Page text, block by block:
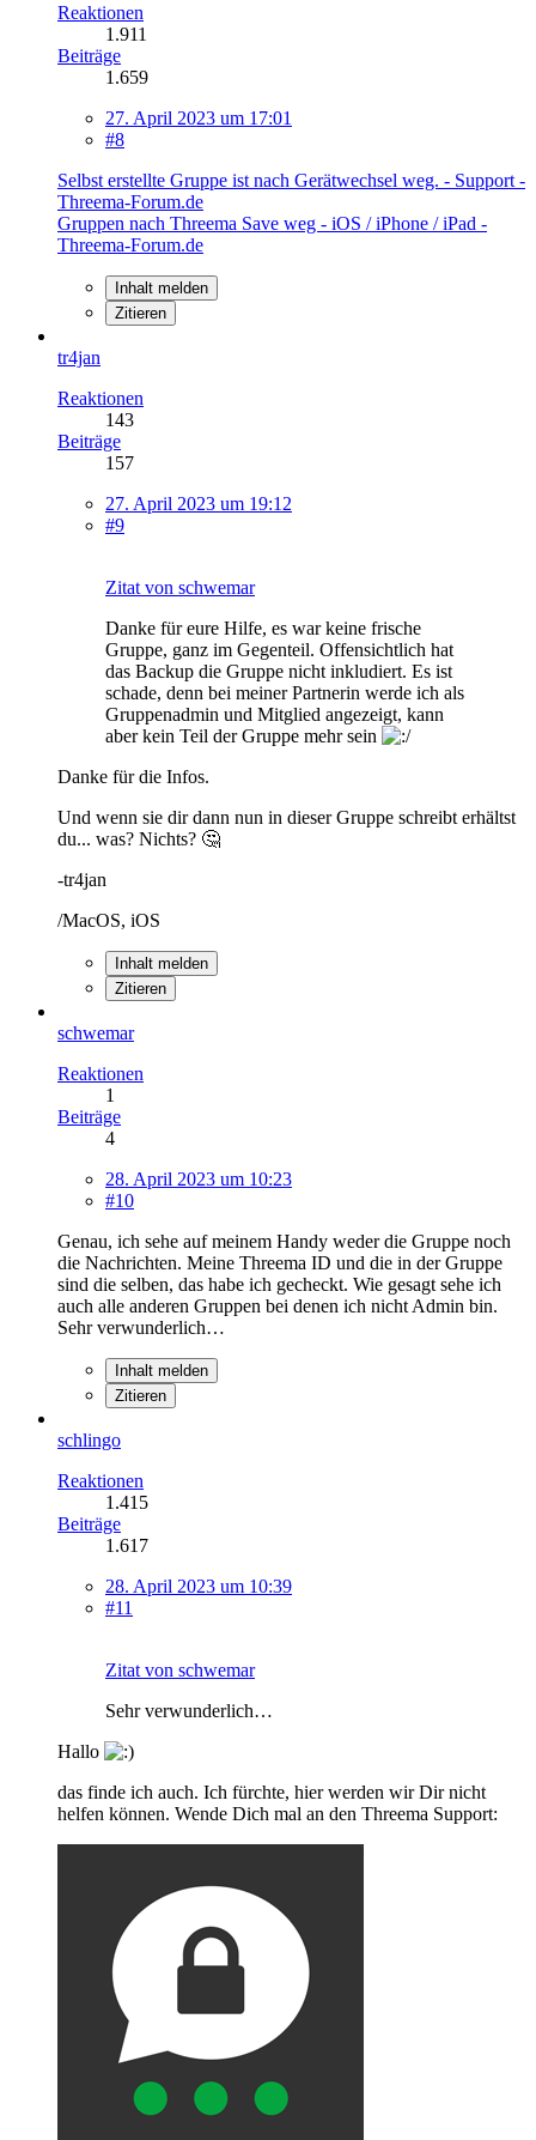
Reaktionen
1.911
Beiträge
1.659
27. April 2023 um 17:01
#8
Selbst erstellte Gruppe ist nach Gerätwechsel weg. - Support -
Threema-Forum.de
Gruppen nach Threema Save weg - iOS / iPhone / iPad -
Threema-Forum.de
Inhalt melden
Zitieren
tr4jan
Reaktionen
143
Beiträge
157
27. April 2023 um 19:12
#9
Zitat von schwemar
Danke für eure Hilfe, es war keine frische
Gruppe, ganz im Gegenteil. Offensichtlich hat
das Backup die Gruppe nicht inkludiert. Es ist
schade, denn bei meiner Partnerin werde ich als
Gruppenadmin und Mitglied angezeigt, kann
aber kein Teil der Gruppe mehr sein
Danke für die Infos.
Und wenn sie dir dann nun in dieser Gruppe schreibt erhältst
du... was? Nichts? 🤔
-tr4jan
/MacOS, iOS
Inhalt melden
Zitieren
schwemar
Reaktionen
1
Beiträge
4
28. April 2023 um 10:23
#10
Genau, ich sehe auf meinem Handy weder die Gruppe noch
die Nachrichten. Meine Threema ID und die in der Gruppe
sind die selben, das habe ich gecheckt. Wie gesagt sehe ich
auch alle anderen Gruppen bei denen ich nicht Admin bin.
Sehr verwunderlich…
Inhalt melden
Zitieren
schlingo
Reaktionen
1.415
Beiträge
1.617
28. April 2023 um 10:39
#11
Zitat von schwemar
Sehr verwunderlich…
Hallo
das finde ich auch. Ich fürchte, hier werden wir Dir nicht
helfen können. Wende Dich mal an den Threema Support: